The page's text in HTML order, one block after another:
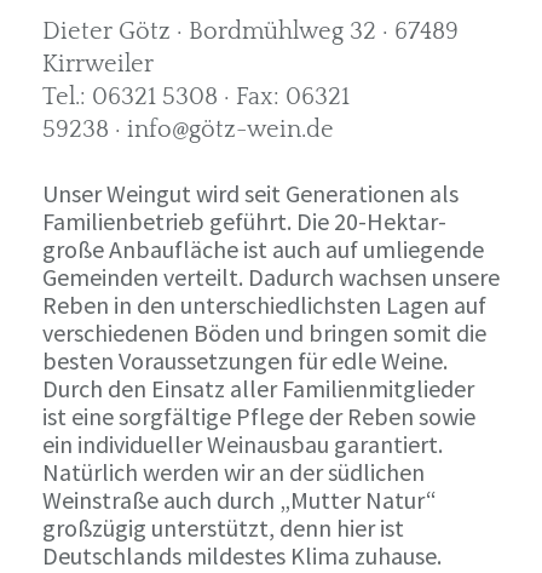
Dieter Götz · Bordmühlweg 32 · 67489
Kirrweiler
Tel.: 06321 5308 · Fax: 06321
59238 · info@götz-wein.de
Unser Weingut wird seit Generationen als
Familienbetrieb geführt. Die 20-Hektar-
große Anbaufläche ist auch auf umliegende
Gemeinden verteilt. Dadurch wachsen unsere
Reben in den unterschiedlichsten Lagen auf
verschiedenen Böden und bringen somit die
besten Voraussetzungen für edle Weine.
Durch den Einsatz aller Familienmitglieder
ist eine sorgfältige Pflege der Reben sowie
ein individueller Weinausbau garantiert.
Natürlich werden wir an der südlichen
Weinstraße auch durch „Mutter Natur“
großzügig unterstützt, denn hier ist
Deutschlands mildestes Klima zuhause.